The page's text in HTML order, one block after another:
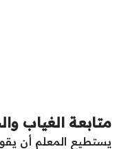
متابعة الغياب
يستطيع المعلم أن